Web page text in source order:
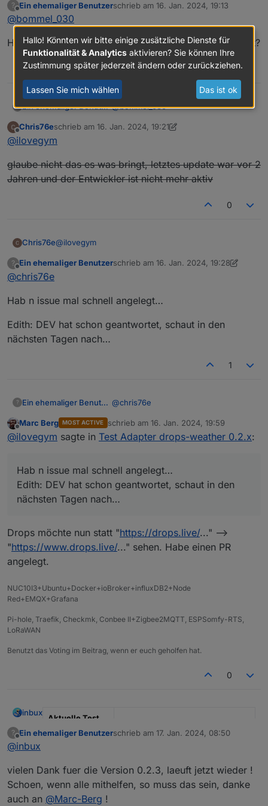
gestern gegen 16 Uhr.
?
Offline
Ein ehemaliger Benutzerschrieb am 16. Jan. 2024, 19:13
zuletzt editiert von
@bommel_030
Hier auch, hat jemand ein issue auf GitHub aufgemacht?
0
? Ein ehemaliger Benutzer @bommel_030
Hier auch, hat jemand ein issue auf
Offline
Chris76eschrieb am 16. Jan. 2024, 19:21
zuletzt editiert von Chris76e
@ilovegym
glaube nicht das es was bringt, letztes update war vor 2
Jahren und der Entwickler ist nicht mehr aktiv
0
Chris76e@ilovegym
glaube nicht das es was bringt, letztes update war
?
Offline
Ein ehemaliger Benutzerschrieb am 16. Jan. 2024, 19:28
zuletzt editiert von Ein ehemaliger
@chris76e
Hab n issue mal schnell angelegt…
Edith: DEV hat schon geantwortet, schaut in den
nächsten Tagen nach…
1
? Ein ehemaliger Benutzer @chris76e
Hab n issue mal schnell angelegt…
Offline
Marc Berg MOST ACTIVE schrieb am 16. Jan. 2024, 19:59
zuletzt editiert von
@ilovegym sagte in Test Adapter drops-weather 0.2.x:
Hab n issue mal schnell angelegt…
Edith: DEV hat schon geantwortet, schaut in den
nächsten Tagen nach…
Drops möchte nun statt "https://drops.live/..." -->
"https://www.drops.live/..." sehen. Habe einen PR
angelegt.
NUC10I3+Ubuntu+Docker+ioBroker+influxDB2+Node
Red+EMQX+Grafana
Pi-hole, Traefik, Checkmk, Conbee II+Zigbee2MQTT, ESPSomfy-RTS,
LoRaWAN
Benutzt das Voting im Beitrag, wenn er euch geholfen hat.
0
inbux
Aktuelle Test
Version
0.3.1
Github Link
https://github.com/inbux/ioBroker.
?
Offline
Ein ehemaliger Benutzerschrieb am 17. Jan. 2024, 08:50
zuletzt editiert von
@inbux
vielen Dank fuer die Version 0.2.3, laeuft jetzt wieder !
Schoen, wenn alle mithelfen, so muss das sein, danke
auch an @Marc-Berg !
Hallo! Könnten wir bitte einige zusätzliche Dienste für
Funktionalität & Analytics aktivieren? Sie können Ihre
Zustimmung später jederzeit ändern oder zurückziehen.
Lassen Sie mich wählen Das ist ok